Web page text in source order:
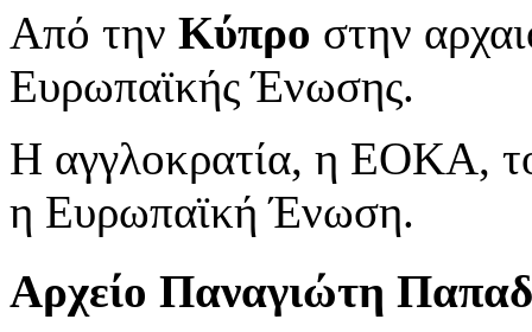
Από την Κύπρο στην
Ευρωπαϊκής Ένωσης.
Η αγγλοκρατία, η ΕΟΚΑ,
η Ευρωπαϊκή Ένωση.
Αρχείο Παναγιώτη